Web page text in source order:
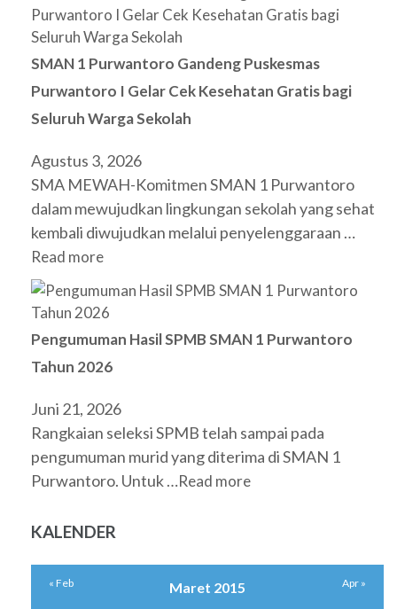
SMAN 1 Purwantoro Gandeng Puskesmas
Purwantoro I Gelar Cek Kesehatan Gratis bagi
Seluruh Warga Sekolah
Agustus 3, 2026
SMA MEWAH-Komitmen SMAN 1 Purwantoro
dalam mewujudkan lingkungan sekolah yang sehat
kembali diwujudkan melalui penyelenggaraan …
Read more
Pengumuman Hasil SPMB SMAN 1 Purwantoro
Tahun 2026
Juni 21, 2026
Rangkaian seleksi SPMB telah sampai pada
pengumuman murid yang diterima di SMAN 1
Purwantoro. Untuk …Read more
KALENDER
Maret 2015
« Feb Apr »